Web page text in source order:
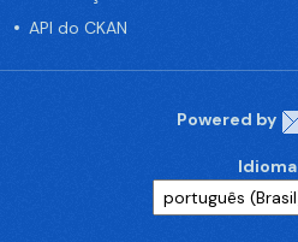
API do CKAN
Powered by
Idioma